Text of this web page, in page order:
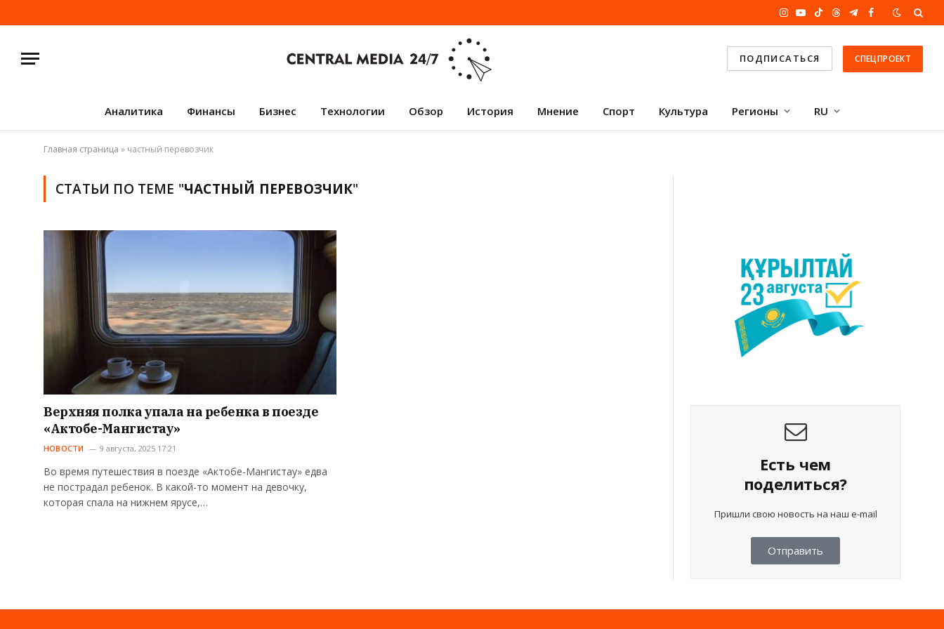
Instagram
YouTube
TikTokThreadsTelegram
Facebook
ПОДПИСАТЬСЯ СПЕЦПРОЕКТ
Аналитика Финансы Бизнес Технологии Обзор История Мнение Спорт Культура Регионы RU
Главная страница » частный перевозчик
СТАТЬИ ПО ТЕМЕ "ЧАСТНЫЙ ПЕРЕВОЗЧИК"
Верхняя полка упала на ребенка в поезде
«Актобе-Мангистау»
НОВОСТИ 9 августа, 2025 17:21
Во время путешествия в поезде «Актобе-Мангистау» едва
не пострадал ребенок. В какой-то момент на девочку,
которая спала на нижнем ярусе,…
Есть чем
поделиться?
Пришли свою новость на наш e-mail
Отправить